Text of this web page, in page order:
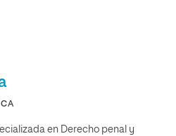
en Derecho penal y